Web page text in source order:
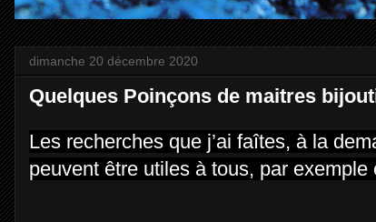
dimanche 20 décembre 2020
Quelques Poinçons de maitres
Les recherches que j’ai faîtes, à la
peuvent être utiles à tous, par exemple